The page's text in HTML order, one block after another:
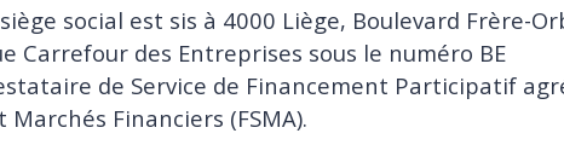
siège social est sis à 4000 Liège, Boulevard Frère-
Carrefour des Entreprises sous le numéro BE
de Service de Financement Participatif
Financiers (FSMA).